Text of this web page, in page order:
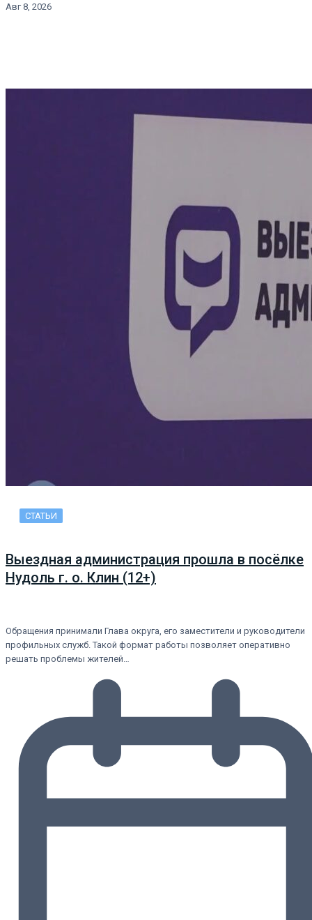
Авг 8, 2026
СТАТЬИ
Выездная администрация прошла в посёлке
Нудоль г. о. Клин (12+)
Обращения принимали Глава округа, его заместители и руководители
профильных служб. Такой формат работы позволяет оперативно
решать проблемы жителей…